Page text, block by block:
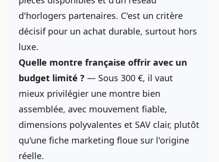
d'horlogers partenaires. C'est un critère
décisif pour un achat durable, surtout hors
luxe.
Quelle montre française offrir avec un
budget limité ? — Sous 300 €, il vaut
mieux privilégier une montre bien
assemblée, avec mouvement fiable,
dimensions polyvalentes et SAV clair, plutôt
qu'une fiche marketing floue sur l'origine
réelle.